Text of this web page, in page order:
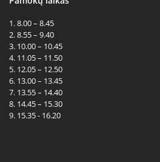
1. 8.00 – 8.45
2. 8.55 – 9.40
3. 10.00 – 10.45
4. 11.05 – 11.50
5. 12.05 – 12.50
6. 13.00 – 13.45
7. 13.55 – 14.40
8. 14.45 – 15.30
9. 15.35 - 16.20